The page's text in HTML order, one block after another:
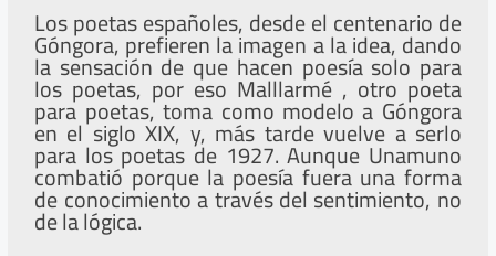
Los poetas españoles, desde el centenario de
Góngora, prefieren la imagen a la idea, dando
la sensación de que hacen poesía solo para
los poetas, por eso Malllarmé , otro poeta
para poetas, toma como modelo a Góngora
en el siglo XIX, y, más tarde vuelve a serlo
para los poetas de 1927. Aunque Unamuno
combatió porque la poesía fuera una forma
de conocimiento a través del sentimiento, no
de la lógica.